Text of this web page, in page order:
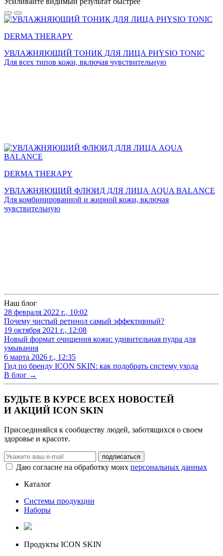
DERMA THERAPY
УВЛАЖНЯЮЩИЙ ТОНИК ДЛЯ ЛИЦА PHYSIO TONIC
Для всех типов кожи, включая чувствительную
DERMA THERAPY
УВЛАЖНЯЮЩИЙ ФЛЮИД ДЛЯ ЛИЦА AQUA BALANCE
Для комбинированной и жирной кожи, включая
чувствительную
Наш блог
28 февраля 2022 г., 10:02
Почему чистый ретинол самый эффективный?
19 октября 2021 г., 12:08
Новый формат очищения кожи: удивительная пудра для
умывания
6 марта 2026 г., 12:35
Гид по бренду ICON SKIN: как подобрать систему ухода
В блог →
БУДЬТЕ В КУРСЕ ВСЕХ НОВОСТЕЙ
И АКЦИЙ ICON SKIN
Присоединяйся к сообществу людей, заботящихся о своем
здоровье и красоте.
Даю согласие на обработку моих персональных данных
Каталог
Системы продукции
Наборы
Продукты ICON SKIN